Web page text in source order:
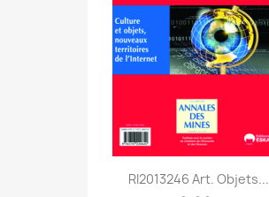
RI2013246 Art. Objets...